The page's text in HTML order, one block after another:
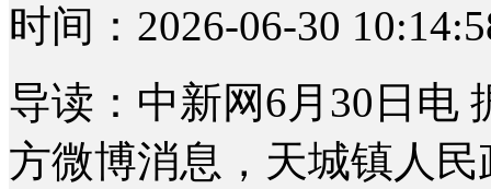
时间：2026-06-30
导读：中新网6月30日电
方微博消息，天城镇人